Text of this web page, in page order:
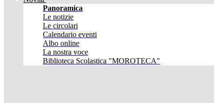
Panoramica
Le notizie
Le circolari
Calendario eventi
Albo online
La nostra voce
Biblioteca Scolastica "MOROTECA"